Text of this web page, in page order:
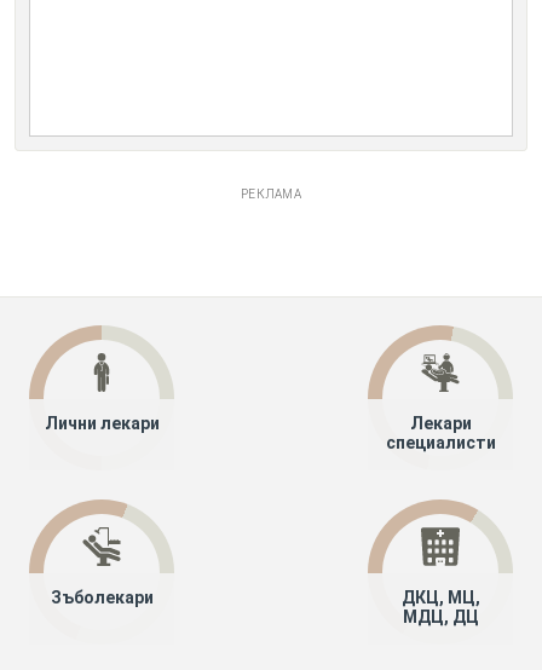
РЕКЛАМА
Лични лекари
Лекари
специалисти
Зъболекари
ДКЦ, МЦ,
МДЦ, ДЦ